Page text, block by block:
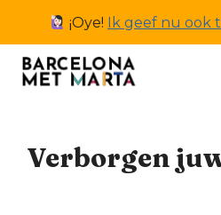
inhoud
¡Oye! Ik geef nu ook
Verborgen